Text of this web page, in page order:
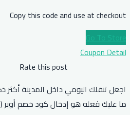
Copy this code and use at checkout
Go To Store
Coupon Detail
Rate this post
ما عليك فعله هو إدخال كود خصم أوبر (MCKSA20) قبل طلب رحلتك القادمة لتستفيد من هذا التوفير الهائل الذي يجعل من كل مشوار فرصة للتوفير في عام 2026.